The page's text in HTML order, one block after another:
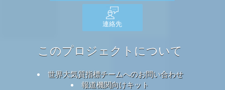
連絡先
このプロジェクトについて
世界大気質指標チームへのお問い合わせ
報道機関向けキット